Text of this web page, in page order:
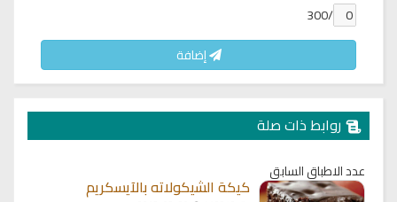
/300
إضافة
روابط ذات صلة
عدد الاطباق السابق
كيكة الشيكولاته بالآيسكريم